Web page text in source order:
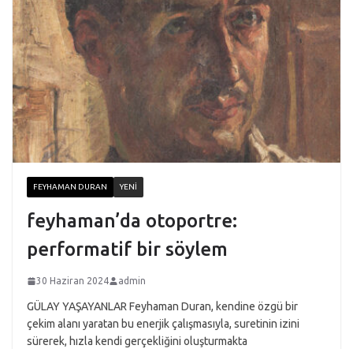
FEYHAMAN DURAN YENI
feyhaman’da otoportre:
performatif bir söylem
30 Haziran 2024 admin
GÜLAY YAŞAYANLAR Feyhaman Duran, kendine özgü bir
çekim alanı yaratan bu enerjik çalışmasıyla, suretinin izini
sürerek, hızla kendi gerçekliğini oluşturmakta